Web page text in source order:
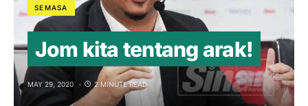
SEMASA
Jom kita tentang arak!
MAY 29, 2020 2 MINUTE READ